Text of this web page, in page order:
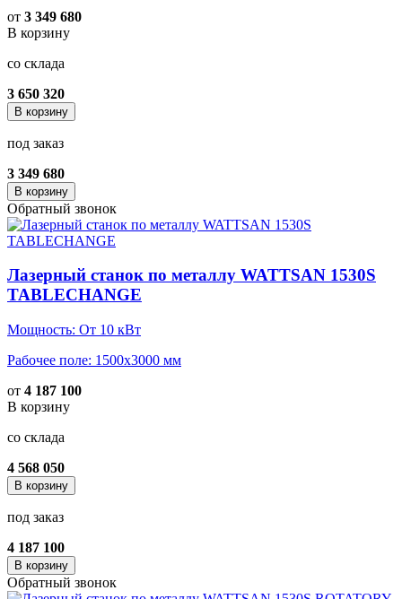
от 3 349 680
В корзину
со склада
3 650 320
В корзину
под заказ
3 349 680
В корзину
Обратный звонок
Лазерный станок по металлу WATTSAN 1530S
TABLECHANGE
Мощность: От 10 кВт
Рабочее поле: 1500х3000 мм
от 4 187 100
В корзину
со склада
4 568 050
В корзину
под заказ
4 187 100
В корзину
Обратный звонок